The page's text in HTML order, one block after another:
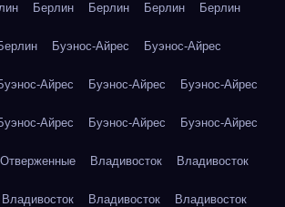
Берлин Берлин Берлин Берлин
Буэнос-Айрес Буэнос-Айрес
Айрес Буэнос-Айрес Буэнос-Айрес
Айрес Буэнос-Айрес Буэнос-Айрес
Владивосток Владивосток
Владивосток Владивосток Владивосток